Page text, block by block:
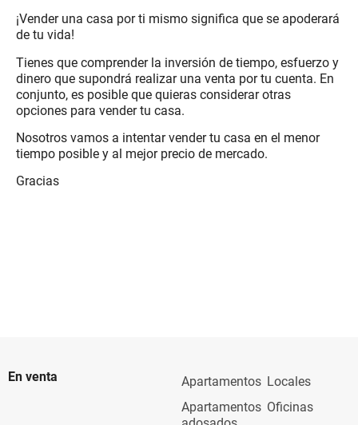
¡Vender una casa por ti mismo significa que se apoderará
de tu vida!
Tienes que comprender la inversión de tiempo, esfuerzo y
dinero que supondrá realizar una venta por tu cuenta. En
conjunto, es posible que quieras considerar otras
opciones para vender tu casa.
Nosotros vamos a intentar vender tu casa en el menor
tiempo posible y al mejor precio de mercado.
Gracias
En venta
Apartamentos
Apartamentos
Locales
Oficinas